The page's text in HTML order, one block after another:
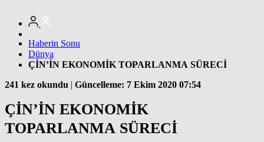
Haberin Sonu
Dünya
ÇİN’İN EKONOMİK TOPARLANMA SÜRECİ
241 kez okundu | Güncelleme: 7 Ekim 2020 07:54
ÇİN’İN EKONOMİK
TOPARLANMA SÜRECİ